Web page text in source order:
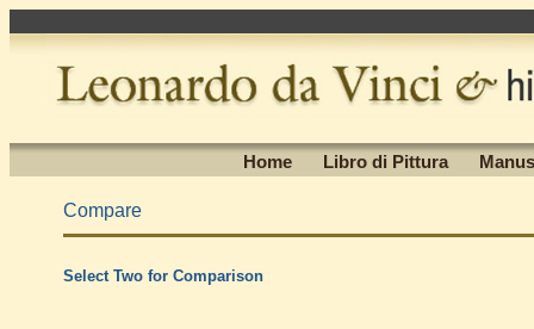
Home Libro di Pittura
Compare
Select Two for Comparison